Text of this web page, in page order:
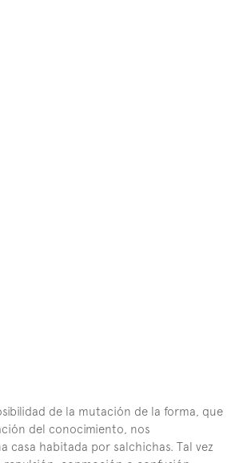
de la mutación de la forma, que
del conocimiento, nos
casa habitada por salchichas. Tal vez